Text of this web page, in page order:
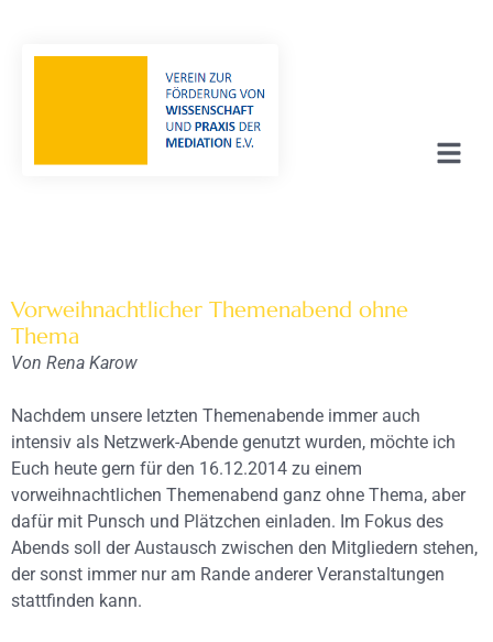
Vorweihnachtlicher Themenabend ohne
Thema
Von Rena Karow
Nachdem unsere letzten Themenabende immer auch
intensiv als Netzwerk-Abende genutzt wurden, möchte ich
Euch heute gern für den 16.12.2014 zu einem
vorweihnachtlichen Themenabend ganz ohne Thema, aber
dafür mit Punsch und Plätzchen einladen. Im Fokus des
Abends soll der Austausch zwischen den Mitgliedern stehen,
der sonst immer nur am Rande anderer Veranstaltungen
stattfinden kann.